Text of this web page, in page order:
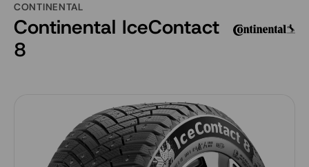
CONTINENTAL
Continental IceContact
8